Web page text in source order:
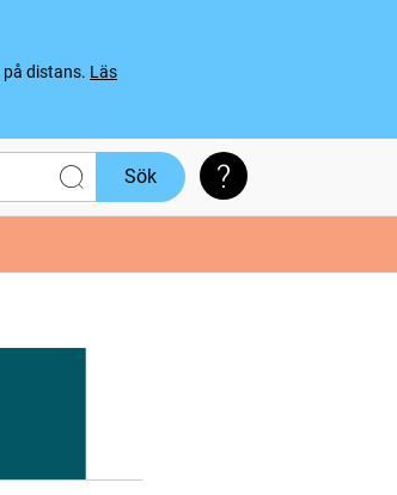
distans. Läs
Sök Söktips